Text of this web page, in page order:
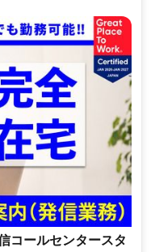
コールセンタースタ